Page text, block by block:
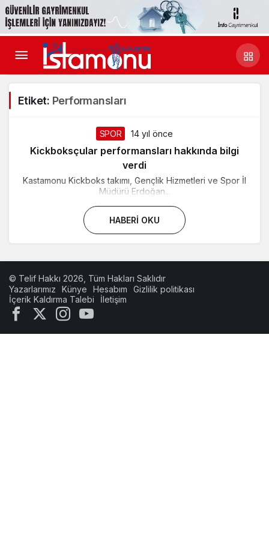
Etiket: Performansları
SPOR 14 yıl önce
Kickboksçular performansları hakkında bilgi
verdi
Kastamonu Kickboks takımı, Gençlik Hizmetleri ve Spor İl
Müdürü Erdoğan...
HABERI OKU
© Telif Hakkı 2026, Tüm Hakları Saklıdır
Yazarlarımız
Künye Hesabım
Gizlilik politikası
İçerik Kaldırma Talebi
İletişim